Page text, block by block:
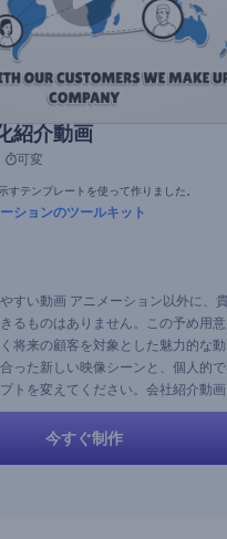
紹介動画
可変
すテンプレートを使って作りました。
ションのツールキット
すい動画 アニメーション以外に、
るものはありません。この予め用
将来の顧客を対象とした魅力的な
った新しい映像シーンと、個人的
トを変えてください。会社紹介動
今すぐ制作